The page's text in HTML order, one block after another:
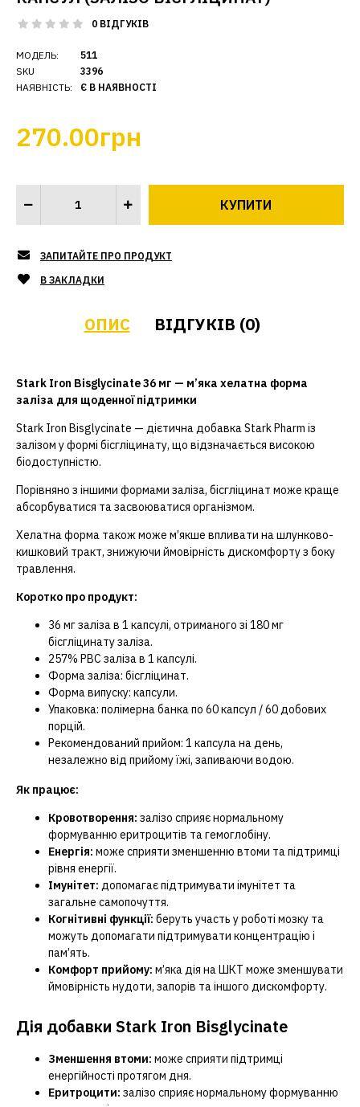
0 ВІДГУКІВ
МОДЕЛЬ:
SKU
НАЯВНІСТЬ:
511
3396
Є В НАЯВНОСТІ
270.00грн
ЗАПИТАЙТЕ ПРО ПРОДУКТ
В ЗАКЛАДКИ
ОПИС ВІДГУКІВ (0)
Stark Iron Bisglycinate 36 мг — м’яка хелатна форма
заліза для щоденної підтримки
Stark Iron Bisglycinate — дієтична добавка Stark Pharm із
залізом у формі бісгліцинату, що відзначається високою
біодоступністю.
Порівняно з іншими формами заліза, бісгліцинат може краще
абсорбуватися та засвоюватися організмом.
Хелатна форма також може м’якше впливати на шлунково-
кишковий тракт, знижуючи ймовірність дискомфорту з боку
травлення.
Коротко про продукт:
36 мг заліза в 1 капсулі, отриманого зі 180 мг
бісгліцинату заліза.
257% РВС заліза в 1 капсулі.
Форма заліза: бісгліцинат.
Форма випуску: капсули.
Упаковка: полімерна банка по 60 капсул / 60 добових
порцій.
Рекомендований прийом: 1 капсула на день,
незалежно від прийому їжі, запиваючи водою.
Як працює:
Кровотворення: залізо сприяє нормальному
формуванню еритроцитів та гемоглобіну.
Енергія: може сприяти зменшенню втоми та підтримці
рівня енергії.
Імунітет: допомагає підтримувати імунітет та
загальне самопочуття.
Когнітивні функції: беруть участь у роботі мозку та
можуть допомагати підтримувати концентрацію і
пам’ять.
Комфорт прийому: м’яка дія на ШКТ може зменшувати
ймовірність нудоти, запорів та іншого дискомфорту.
Дія добавки Stark Iron Bisglycinate
Зменшення втоми: може сприяти підтримці
енергійності протягом дня.
Еритроцити: залізо сприяє нормальному формуванню